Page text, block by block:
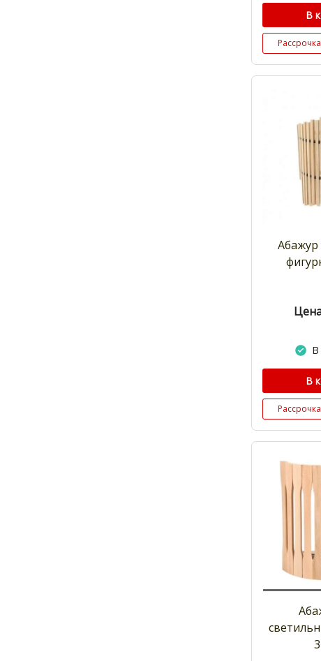
В
Рассрочка
Абажур
В
В
Рассрочка